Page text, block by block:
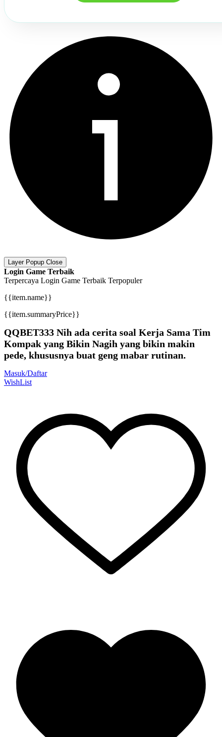
Layer Popup Close
Login Game Terbaik
Terpercaya Login Game Terbaik Terpopuler
{{item.name}}
{{item.summaryPrice}}
QQBET333 Nih ada cerita soal Kerja Sama Tim
Kompak yang Bikin Nagih yang bikin makin
pede, khususnya buat geng mabar rutinan.
Masuk/Daftar
WishList